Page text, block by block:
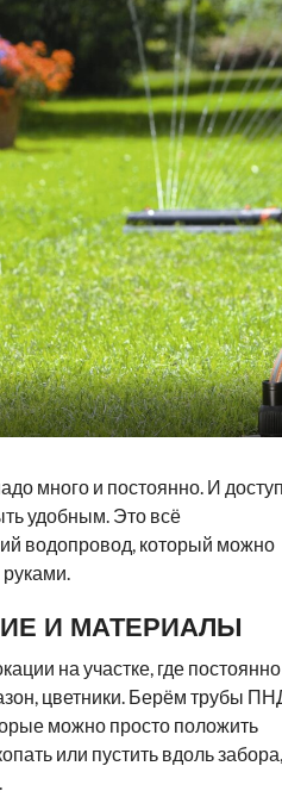
много и постоянно. И доступ
удобным. Это всё
водопровод, который можно
И МАТЕРИАЛЫ
на участке, где постоянно
цветники. Берём трубы
можно просто положить
или пустить вдоль забора,